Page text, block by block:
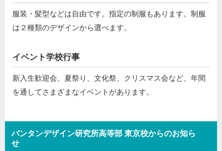
服装・髪型などは自由です。指定の制服もあります。制服
は２種類のデザインから選べます。
イベント学校行事
新入生歓迎会、夏祭り、文化祭、クリスマス会など、年間
を通してさまざまなイベントがあります。
バンタンデザイン研究所高等部 東京校からのお知ら
せ